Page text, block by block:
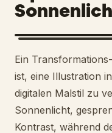
Fähigkeiten
Prompts
Preise
Ein
ist, eine Illustration
digitalen Malstil zu
Sonnenlicht,
Kontrast, während